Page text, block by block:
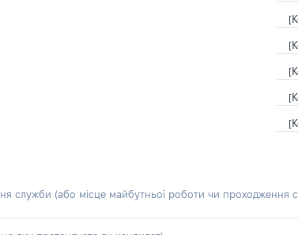
служби (або місце майбутньої роботи чи проходження